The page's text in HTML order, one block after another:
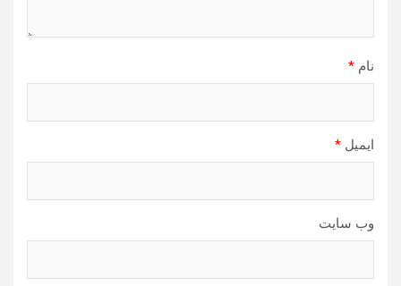
نام *
ایمیل *
وب‌ سایت